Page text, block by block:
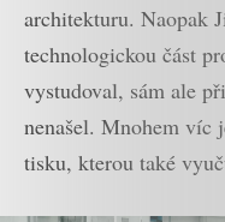
architekturu. Naopak
technologickou část
vystudoval, sám ale
nenašel. Mnohem víc
tisku, kterou také